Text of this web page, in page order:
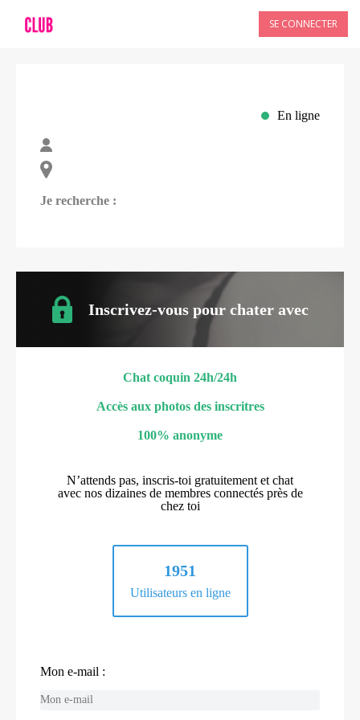
SE CONNECTER
En ligne
Je recherche :
Inscrivez-vous pour chater avec
Chat coquin 24h/24h
Accès aux photos des inscritres
100% anonyme
N’attends pas, inscris-toi gratuitement et chat
avec nos dizaines de membres connectés près de
chez toi
1951
Utilisateurs en ligne
Mon e-mail :